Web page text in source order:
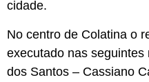
cidade.
No centro de Colatina o
executado nas
dos Santos – Cassiano